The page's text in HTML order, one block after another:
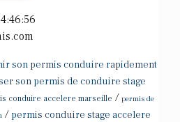
son permis conduire rapidement
son permis de conduire stage
conduire accelere marseille / permis de
/ permis conduire stage accelere